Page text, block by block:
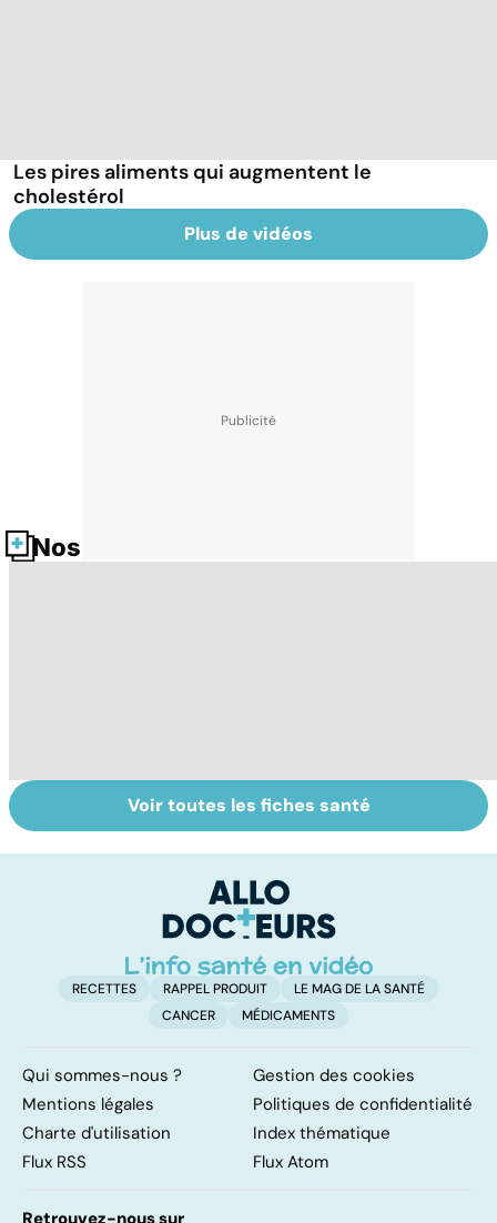
Les pires aliments qui augmentent le
cholestérol
Plus de vidéos
Nos fiches santé
Ostéoporose :
préserver le
La vitamine D,
une vitamine
Voir toutes les fiches santé
RECETTES RAPPEL PRODUIT
LE MAG DE LA SANTÉ
CANCER
MÉDICAMENTS
Qui sommes-nous ?
Gestion des cookies
Mentions légales
Politiques de confidentialité
Charte d'utilisation
Index thématique
Flux RSS
Flux Atom